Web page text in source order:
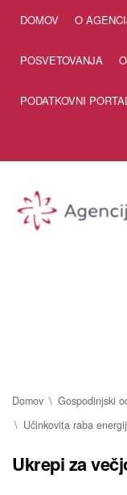
DOMOV O
POSVETOVANJA
PODATKOVNI
Domov Gospodinjski
Učinkovita raba
Ukrepi za